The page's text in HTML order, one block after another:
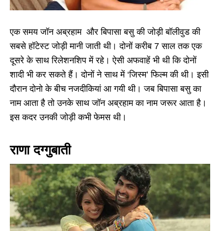
एक समय जॉन अब्रहाम और बिपासा बसु की जोड़ी बॉलीवुड की
सबसे हॉटेस्ट जोड़ी मानी जाती थी। दोनों करीब 7 साल तक एक
दूसरे के साथ रिलेशनशिप में रहे। ऐसी अफवाहें भी थी कि दोनों
शादी भी कर सकते हैं। दोनों ने साथ में ‘जिस्म’ फिल्म की थी। इसी
दौरान दोनो के बीच नजदीकियां आ गयी थी। जब बिपासा बसु का
नाम आता है तो उनके साथ जॉन अब्रहाम का नाम जरूर आता है।
इस कदर उनकी जोड़ी कभी फेमस थी।
राणा दग्गुबाती